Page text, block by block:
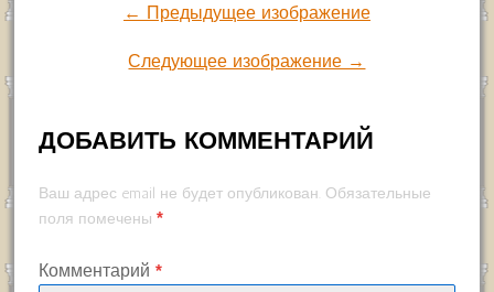
← Предыдущее изображение
Следующее изображение →
ДОБАВИТЬ КОММЕНТАРИЙ
Ваш адрес email не будет опубликован. Обязательные
поля помечены *
Комментарий *